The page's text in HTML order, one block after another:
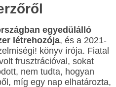
egyedülálló
létrehozója, és a 2021-
könyv írója. Fiatal
frusztrációval, sokat
nem tudta, hogyan
míg egy nap elhatározta,